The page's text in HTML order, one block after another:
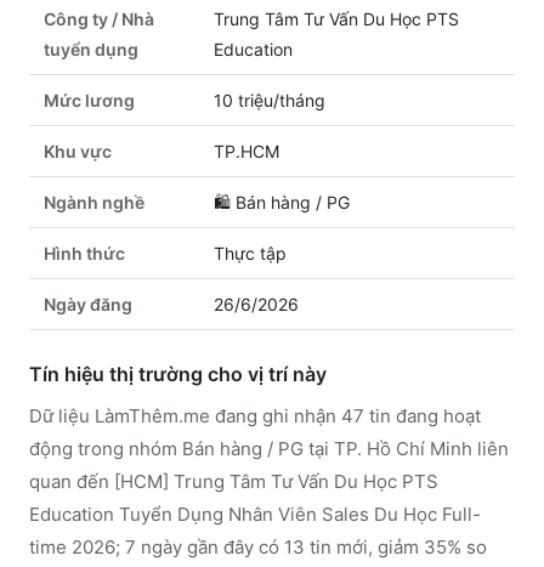
Công ty / Nhà
tuyển dụng
Trung Tâm Tư Vấn Du Học PTS
Education
Mức lương 10 triệu/tháng
Khu vực TP.HCM
Ngành nghề 🛍️ Bán hàng / PG
Hình thức Thực tập
Ngày đăng 26/6/2026
Tín hiệu thị trường cho vị trí này
Dữ liệu LàmThêm.me đang ghi nhận 47 tin đang hoạt
động trong nhóm Bán hàng / PG tại TP. Hồ Chí Minh liên
quan đến [HCM] Trung Tâm Tư Vấn Du Học PTS
Education Tuyển Dụng Nhân Viên Sales Du Học Full-
time 2026; 7 ngày gần đây có 13 tin mới, giảm 35% so